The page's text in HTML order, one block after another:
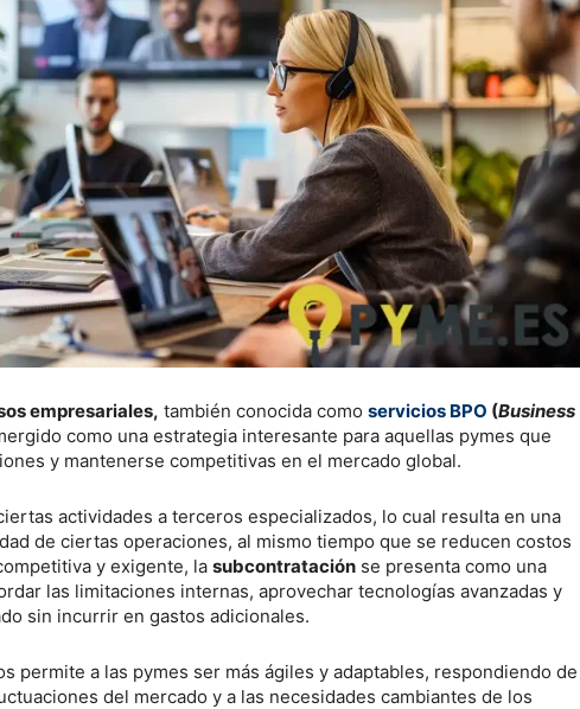
empresariales, también conocida como servicios BPO (Business
como una estrategia interesante para aquellas pymes que
y mantenerse competitivas en el mercado global.
actividades a terceros especializados, lo cual resulta en una
de ciertas operaciones, al mismo tiempo que se reducen costos
y exigente, la subcontratación se presenta como una
las limitaciones internas, aprovechar tecnologías avanzadas y
sin incurrir en gastos adicionales.
permite a las pymes ser más ágiles y adaptables, respondiendo de
del mercado y a las necesidades cambiantes de los